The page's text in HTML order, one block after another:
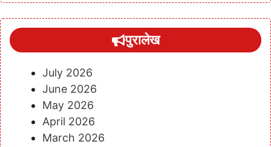
पुरालेख
July 2026
June 2026
May 2026
April 2026
March 2026